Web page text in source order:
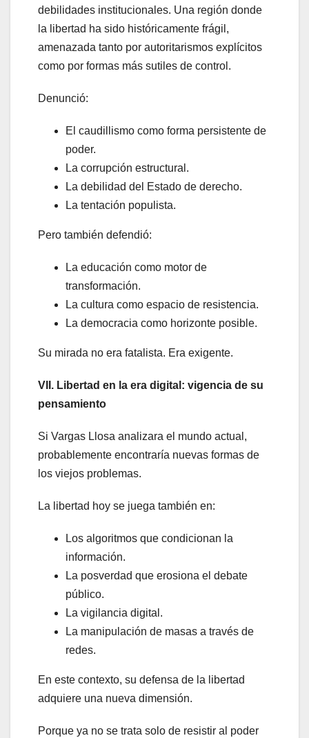
debilidades institucionales. Una región donde
la libertad ha sido históricamente frágil,
amenazada tanto por autoritarismos explícitos
como por formas más sutiles de control.
Denunció:
El caudillismo como forma persistente de
poder.
La corrupción estructural.
La debilidad del Estado de derecho.
La tentación populista.
Pero también defendió:
La educación como motor de
transformación.
La cultura como espacio de resistencia.
La democracia como horizonte posible.
Su mirada no era fatalista. Era exigente.
VII. Libertad en la era digital: vigencia de su
pensamiento
Si Vargas Llosa analizara el mundo actual,
probablemente encontraría nuevas formas de
los viejos problemas.
La libertad hoy se juega también en:
Los algoritmos que condicionan la
información.
La posverdad que erosiona el debate
público.
La vigilancia digital.
La manipulación de masas a través de
redes.
En este contexto, su defensa de la libertad
adquiere una nueva dimensión.
Porque ya no se trata solo de resistir al poder